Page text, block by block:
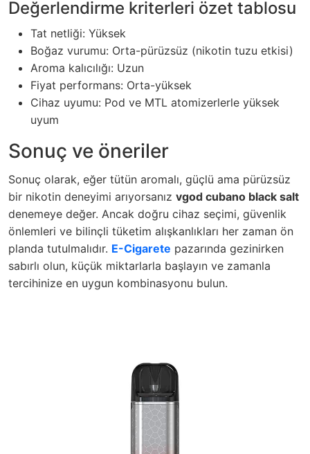
Değerlendirme kriterleri özet tablosu
Tat netliği: Yüksek
Boğaz vurumu: Orta-pürüzsüz (nikotin tuzu etkisi)
Aroma kalıcılığı: Uzun
Fiyat performans: Orta-yüksek
Cihaz uyumu: Pod ve MTL atomizerlerle yüksek
uyum
Sonuç ve öneriler
Sonuç olarak, eğer tütün aromalı, güçlü ama pürüzsüz
bir nikotin deneyimi arıyorsanız vgod cubano black salt
denemeye değer. Ancak doğru cihaz seçimi, güvenlik
önlemleri ve bilinçli tüketim alışkanlıkları her zaman ön
planda tutulmalıdır. E-Cigarete pazarında gezinirken
sabırlı olun, küçük miktarlarla başlayın ve zamanla
tercihinize en uygun kombinasyonu bulun.